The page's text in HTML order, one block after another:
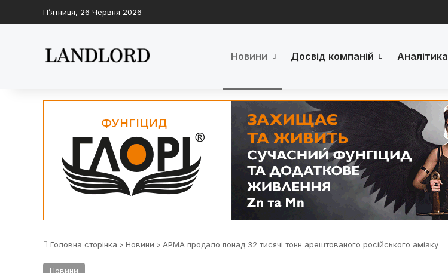
П’ятниця, 26 Червня 2026
Новини Досвід компаній Аналітика
Головна сторінка > Новини > АРМА продало понад 32 тисячі тонн арештованого російського аміаку
Новини